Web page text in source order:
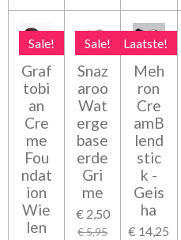
Sale!
Graf
tobi
an
Cre
me
Fou
ndat
ion
Wie
len
Sale!
Snaz
aroo
Wat
erge
base
erde
Gri
me
€ 2,50
€ 5,95
Laatste!
Meh
ron
Cre
amB
lend
stic
k -
Geis
ha
€ 14,25